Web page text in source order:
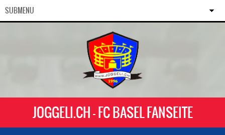
SUBMENU
JOGGELI.CH - FC BASEL FANSEITE